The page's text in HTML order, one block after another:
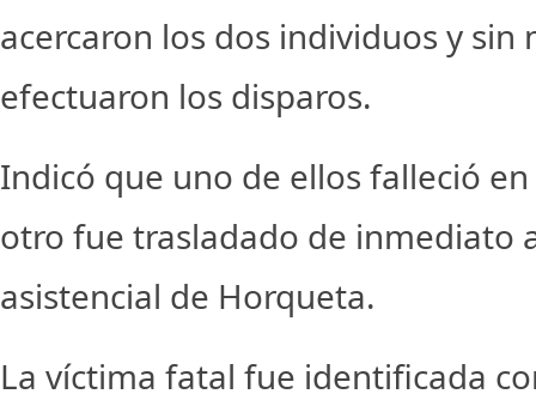
acercaron los dos individuos y sin
efectuaron los disparos.
Indicó que uno de ellos falleció
otro fue trasladado de inmediato
asistencial de Horqueta.
La víctima fatal fue identificada